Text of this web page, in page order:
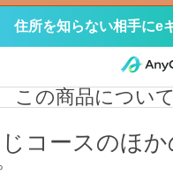
住所を知らない相手にe
この商品につい
コースのほ